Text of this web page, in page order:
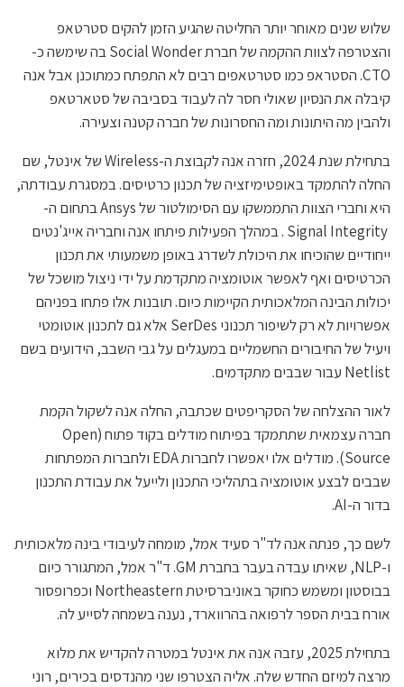
שלוש שנים מאוחר יותר החליטה שהגיע הזמן להקים סטרטאפ
והצטרפה לצוות ההקמה של חברת Social Wonder בה שימשה כ-
CTO. הסטראפ כמו סטרטאפים רבים לא התפתח כמתוכנן אבל אנה
קיבלה את הנסיון שאולי חסר לה לעבוד בסביבה של סטארטאפ
ולהבין מה היתונות ומה החסרונות של חברה קטנה וצעירה.
בתחילת שנת 2024, חזרה אנה לקבוצת ה-Wireless של אינטל, שם
החלה להתמקד באופטימיזציה של תכנון כרטיסים. במסגרת עבודתה,
היא וחברי הצוות התממשקו עם הסימולטור של Ansys בתחום ה-
Signal Integrity . במהלך הפעילות פיתחו אנה וחבריה אייג'נטים
ייחודיים שהוכיחו את היכולת לשדרג באופן משמעותי את תכנון
הכרטיסים ואף לאפשר אוטומציה מתקדמת על ידי ניצול מושכל של
יכולות הבינה המלאכותית הקיימות כיום. תובנות אלו פתחו בפניהם
אפשרויות לא רק לשיפור תכנוני SerDes אלא גם לתכנון אוטומטי
ויעיל של החיבורים החשמליים במעגלים על גבי השבב, הידועים בשם
Netlist עבור שבבים מתקדמים.
לאור ההצלחה של הסקריפטים שכתבה, החלה אנה לשקול הקמת
חברה עצמאית שתתמקד בפיתוח מודלים בקוד פתוח (Open
Source). מודלים אלו יאפשרו לחברות EDA ולחברות המפתחות
שבבים לבצע אוטומציה בתהליכי התכנון ולייעל את עבודת התכנון
בדור ה-AI.
לשם כך, פנתה אנה לד"ר סעיד אמל, מומחה לעיבודי בינה מלאכותית
ו-NLP, שאיתו עבדה בעבר בחברת GM. ד"ר אמל, המתגורר כיום
בבוסטון ומשמש כחוקר באוניברסיטת Northeastern וכפרופסור
אורח בבית הספר לרפואה בהרווארד, נענה בשמחה לסייע לה.
בתחילת 2025, עזבה אנה את אינטל במטרה להקדיש את מלוא
מרצה למיזם החדש שלה. אליה הצטרפו שני מהנדסים בכירים, רוני